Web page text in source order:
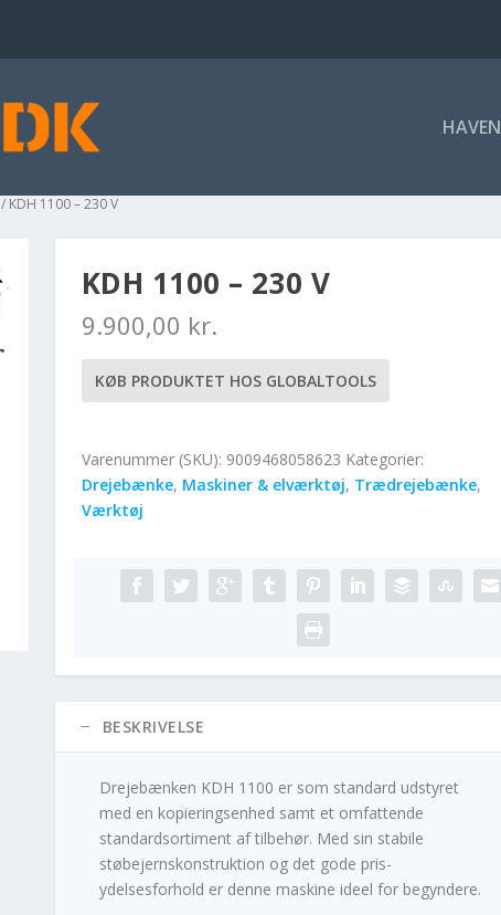
HAVEN
/ KDH 1100 – 230 V
KDH 1100 – 230 V
9.900,00 kr.
KØB PRODUKTET HOS GLOBALTOOLS
Varenummer (SKU): 9009468058623 Kategorier:
Drejebænke, Maskiner & elværktøj, Trædrejebænke,
Værktøj
BESKRIVELSE
Drejebænken KDH 1100 er som standard udstyret
med en kopieringsenhed samt et omfattende
standardsortiment af tilbehør. Med sin stabile
støbejernskonstruktion og det gode pris-
ydelsesforhold er denne maskine ideel for begyndere.